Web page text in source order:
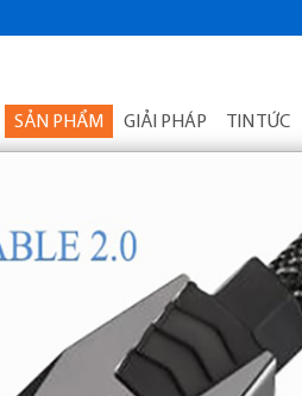
SẢN PHẨM GIẢI PHÁP TIN TỨC